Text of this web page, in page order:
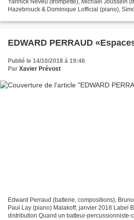
Hazebrouck & Dominique Lofficial (piano),
EDWARD PERRAUD
Publié le 14/10/2018 à 19:46
Par Xavier Prévost
Edward Perraud (batterie, compositions),
Paul Lay (piano) Malakoff, janvier 2018 Label
distribution Quand un batteur-percussionniste-